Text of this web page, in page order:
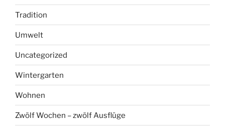
Tradition
Umwelt
Uncategorized
Wintergarten
Wohnen
Zwölf Wochen – zwölf Ausflüge